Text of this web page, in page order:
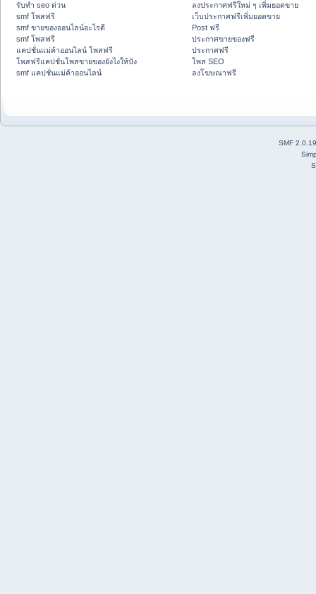
รับทำ seo ด่วน
smf โพสฟรี
smf ขายของออนไลน์อะไรดี
smf โพสฟรี
แคปชั่นแม่ค้าออนไลน์ โพสฟรี
โพสฟรีแคปชั่นโพสขายของยังไงให้ปัง
smf แคปชั่นแม่ค้าออนไลน์
ลงประกาศฟรีใหม่ ๆ เพิ่มยอดขาย
เว็บประกาศฟรีเพิ่มยอดขาย
Post ฟรี
ประกาศขายของฟรี
ประกาศฟรี
โพส SEO
ลงโฆษณาฟรี
SMF 2.0.19